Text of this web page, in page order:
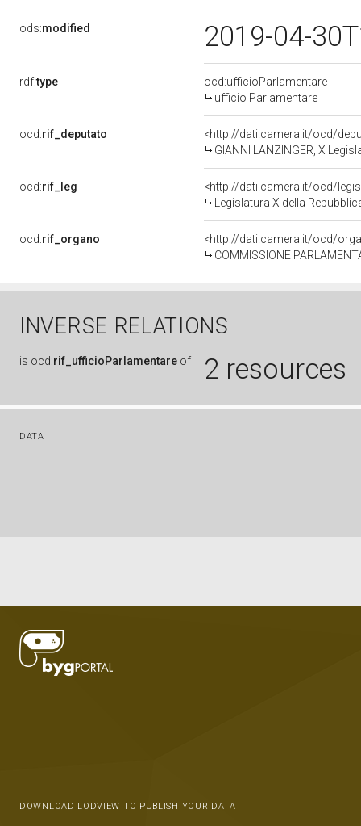
ods:modified 2019-04-
rdf:type
ocd:ufficioParlamentare
ufficio Parlamentare
ocd:rif_deputato
<http://dati.camera.it/ocd/
GIANNI LANZINGER, X
ocd:rif_leg
<http://dati.camera.it/ocd/
Legislatura X della
ocd:rif_organo
<http://dati.camera.it/ocd/
COMMISSIONE PARLAMENTARE PER
INVERSE RELATIONS
is ocd:rif_ufficioParlamentare of 2 resources
DATA
DOWNLOAD LODVIEW TO PUBLISH YOUR DATA